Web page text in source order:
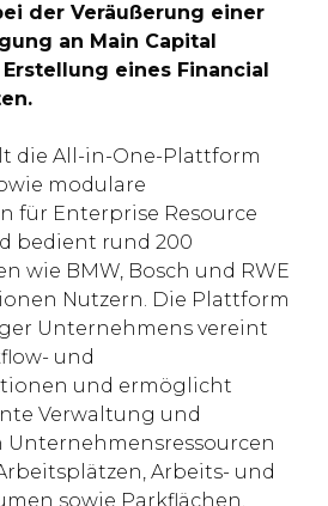
der Veräußerung einer
an Main Capital
eines Financial
die All-in-One-Plattform
modulare
für Enterprise Resource
bedient rund 200
wie BMW, Bosch und RWE
Nutzern. Die Plattform
Unternehmens vereint
und
und ermöglicht
Verwaltung und
Arbeits- und
sowie Parkflächen.